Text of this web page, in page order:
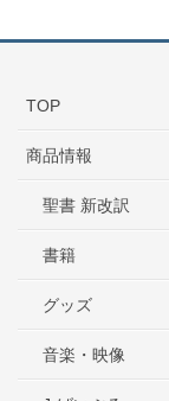
TOP
商品情報
聖書 新改訳
書籍
グッズ
音楽・映像